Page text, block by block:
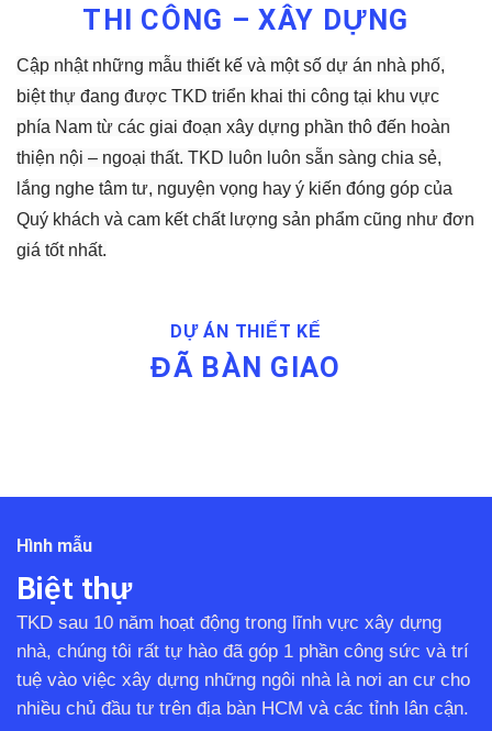
THI CÔNG – XÂY DỰNG
Cập nhật những mẫu thiết kế và một số dự án nhà phố,
biệt thự đang được TKD triển khai thi công tại khu vực
phía Nam từ các giai đoạn xây dựng phần thô đến hoàn
thiện nội – ngoại thất. TKD luôn luôn sẵn sàng chia sẻ,
lắng nghe tâm tư, nguyện vọng hay ý kiến đóng góp của
Quý khách và cam kết chất lượng sản phẩm cũng như đơn
giá tốt nhất.
DỰ ÁN THIẾT KẾ
ĐÃ BÀN GIAO
Hình mẫu
Biệt thự
TKD sau 10 năm hoạt động trong lĩnh vực xây dựng
nhà, chúng tôi rất tự hào đã góp 1 phần công sức và trí
tuệ vào việc xây dựng những ngôi nhà là nơi an cư cho
nhiều chủ đầu tư trên địa bàn HCM và các tỉnh lân cận.